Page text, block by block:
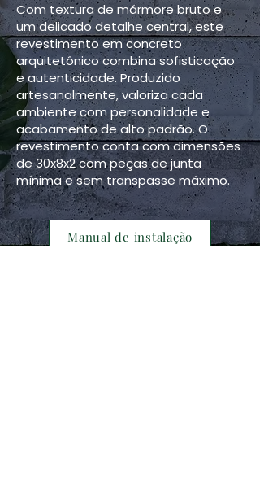
Com textura de mármore bruto e
um delicado detalhe central, este
revestimento em concreto
arquitetônico combina sofisticação
e autenticidade. Produzido
artesanalmente, valoriza cada
ambiente com personalidade e
acabamento de alto padrão. O
revestimento conta com dimensões
de 30x8x2 com peças de junta
mínima e sem transpasse máximo.
Manual de instalação